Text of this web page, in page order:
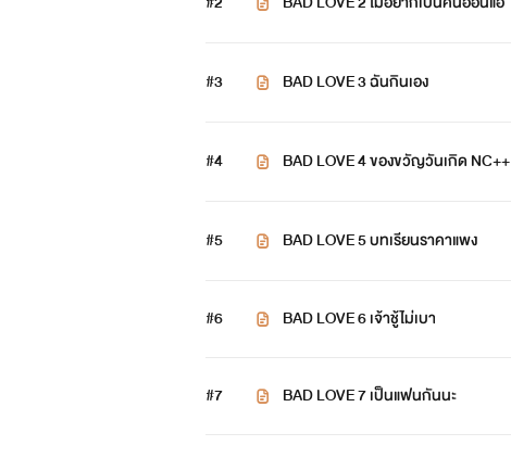
#3 BAD LOVE 3 ฉันกินเอง
#4 BAD LOVE 4 ของขวัญวันเกิด NC++
#5 BAD LOVE 5 บทเรียนราคาแพง
#6 BAD LOVE 6 เจ้าชู้ไม่เบา
#7 BAD LOVE 7 เป็นแฟนกันนะ